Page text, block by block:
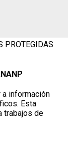
PROTEGIDAS
a información
Esta
trabajos de